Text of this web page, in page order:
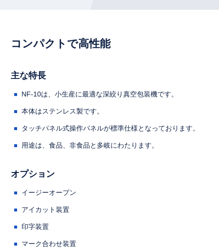
コンパクトで高性能
主な特長
NF-10は、小生産に最適な深絞り真空包装機です。
本体はステンレス製です。
タッチパネル式操作パネルが標準仕様となっております。
用途は、食品、非食品と多岐にわたります。
オプション
イージーオープン
アイカット装置
印字装置
マーク合わせ装置